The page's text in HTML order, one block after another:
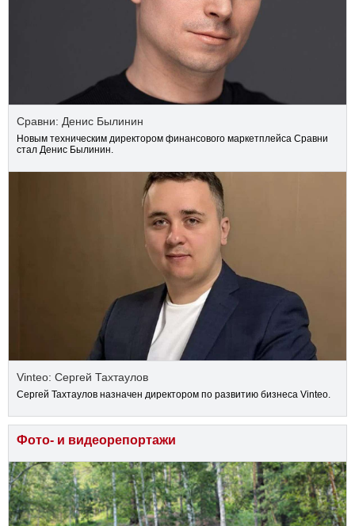
Сравни: Денис Былинин
Новым техническим директором финансового маркетплейса Сравни
стал Денис Былинин.
Vinteo: Сергей Тахтаулов
Сергей Тахтаулов назначен директором по развитию бизнеса Vinteo.
Фото- и видеорепортажи